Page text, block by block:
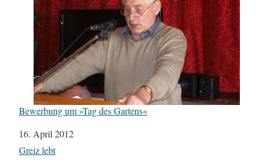
Bewerbung um »Tag des Gartens«
Datum
16. April 2012
In Bezug auf
Greiz lebt